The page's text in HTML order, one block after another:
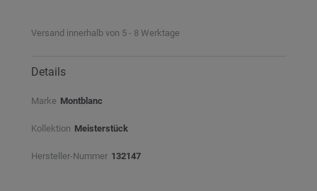
Versand innerhalb von 5 - 8 Werktage
Details
Marke Montblanc
Kollektion Meisterstück
Hersteller-Nummer 132147